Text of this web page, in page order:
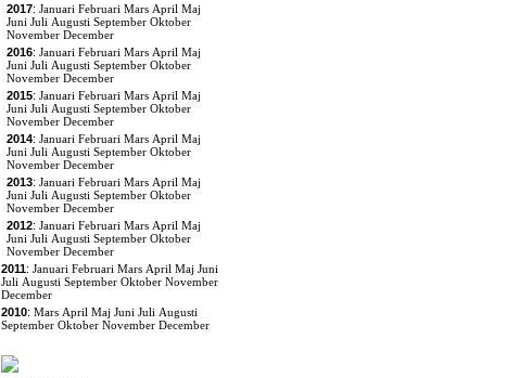
2017: Januari Februari Mars April Maj
Juni Juli Augusti September Oktober
November December
2016: Januari Februari Mars April Maj
Juni Juli Augusti September Oktober
November December
2015: Januari Februari Mars April Maj
Juni Juli Augusti September Oktober
November December
2014: Januari Februari Mars April Maj
Juni Juli Augusti September Oktober
November December
2013: Januari Februari Mars April Maj
Juni Juli Augusti September Oktober
November December
2012: Januari Februari Mars April Maj
Juni Juli Augusti September Oktober
November December
2011: Januari Februari Mars April Maj Juni
Juli Augusti September Oktober November
December
2010: Mars April Maj Juni Juli Augusti
September Oktober November December